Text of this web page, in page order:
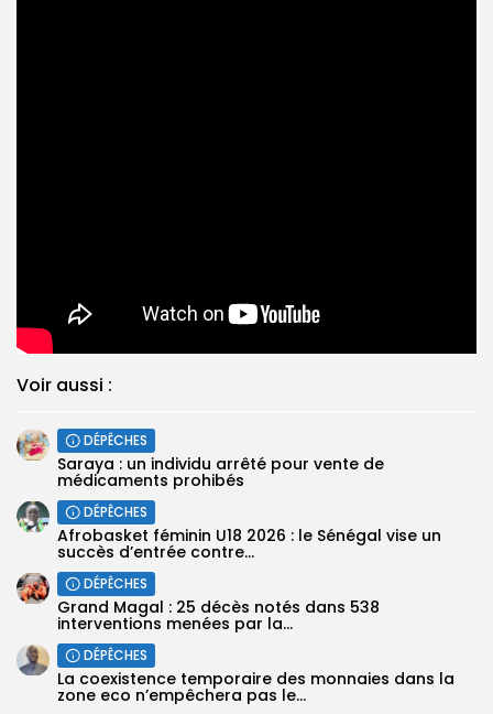
Voir aussi :
DÉPÊCHES
Saraya : un individu arrêté pour vente de
médicaments prohibés
DÉPÊCHES
Afrobasket féminin U18 2026 : le Sénégal vise un
succès d’entrée contre...
DÉPÊCHES
Grand Magal : 25 décès notés dans 538
interventions menées par la...
DÉPÊCHES
La coexistence temporaire des monnaies dans la
zone eco n’empêchera pas le...